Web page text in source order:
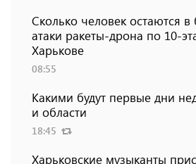
Сколько человек остаются
атаки ракеты-дрона по 10-
Харькове
08:55
Какими будут первые дни
и области
18:45
Харьковские музыканты